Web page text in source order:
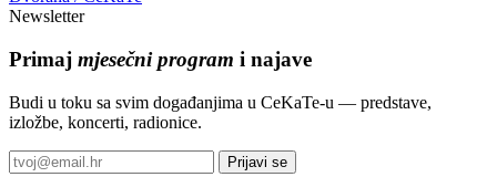
Newsletter
Primaj mjesečni program i najave
Budi u toku sa svim događanjima u CeKaTe-u — predstave,
izložbe, koncerti, radionice.
Prijavi se